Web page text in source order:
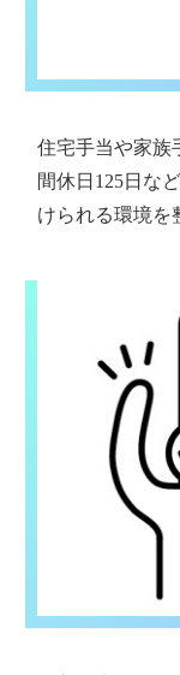
住宅手当や家族
間休日125日な
けられる環境を